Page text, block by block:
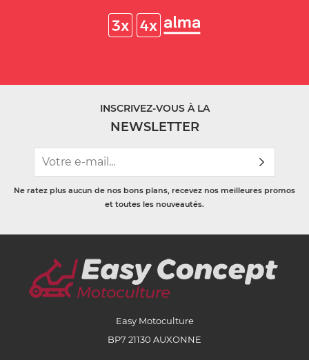
INSCRIVEZ-VOUS À LA
NEWSLETTER
Ne ratez plus aucun de nos bons plans, recevez nos meilleures promos
et toutes les nouveautés.
Easy Motoculture
BP7 21130 AUXONNE